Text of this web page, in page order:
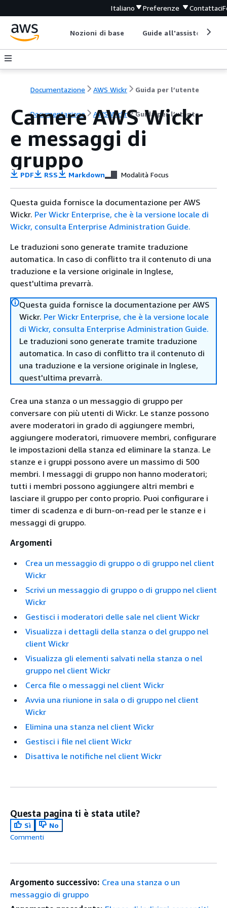
Italiano Preferenze Contattaci
Nozioni di base Guide all'assistenza
Documentazione AWS Wickr Guida per l’utente
Documentazione AWS Wickr Guida per l’utente
Camere AWS Wickr
e messaggi di
gruppo
PDF RSS Markdown Modalità Focus
Questa guida fornisce la documentazione per AWS
Wickr. Per Wickr Enterprise, che è la versione locale di
Wickr, consulta Enterprise Administration Guide.
Le traduzioni sono generate tramite traduzione
automatica. In caso di conflitto tra il contenuto di una
traduzione e la versione originale in Inglese,
quest'ultima prevarrà.
Questa guida fornisce la documentazione per AWS
Wickr. Per Wickr Enterprise, che è la versione locale
di Wickr, consulta Enterprise Administration Guide.
Le traduzioni sono generate tramite traduzione
automatica. In caso di conflitto tra il contenuto di
una traduzione e la versione originale in Inglese,
quest'ultima prevarrà.
Crea una stanza o un messaggio di gruppo per
conversare con più utenti di Wickr. Le stanze possono
avere moderatori in grado di aggiungere membri,
aggiungere moderatori, rimuovere membri, configurare
le impostazioni della stanza ed eliminare la stanza. Le
stanze e i gruppi possono avere un massimo di 500
membri. I messaggi di gruppo non hanno moderatori;
tutti i membri possono aggiungere altri membri e
lasciare il gruppo per conto proprio. Puoi configurare i
timer di scadenza e di burn-on-read per le stanze e i
messaggi di gruppo.
Argomenti
Crea un messaggio di gruppo o di gruppo nel client
Wickr
Scrivi un messaggio di gruppo o di gruppo nel client
Wickr
Gestisci i moderatori delle sale nel client Wickr
Visualizza i dettagli della stanza o del gruppo nel
client Wickr
Visualizza gli elementi salvati nella stanza o nel
gruppo nel client Wickr
Cerca file o messaggi nel client Wickr
Avvia una riunione in sala o di gruppo nel client
Wickr
Elimina una stanza nel client Wickr
Gestisci i file nel client Wickr
Disattiva le notifiche nel client Wickr
Questa pagina ti è stata utile?
Sì
No
Commenti
Argomento successivo: Crea una stanza o un
messaggio di gruppo